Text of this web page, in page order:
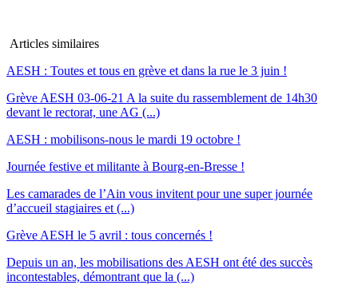
Articles similaires
AESH : Toutes et tous en grève et dans la rue le 3 juin !
Grève AESH 03-06-21 A la suite du rassemblement de 14h30
devant le rectorat, une AG (...)
AESH : mobilisons-nous le mardi 19 octobre !
Journée festive et militante à Bourg-en-Bresse !
Les camarades de l’Ain vous invitent pour une super journée
d’accueil stagiaires et (...)
Grève AESH le 5 avril : tous concernés !
Depuis un an, les mobilisations des AESH ont été des succès
incontestables, démontrant que la (...)